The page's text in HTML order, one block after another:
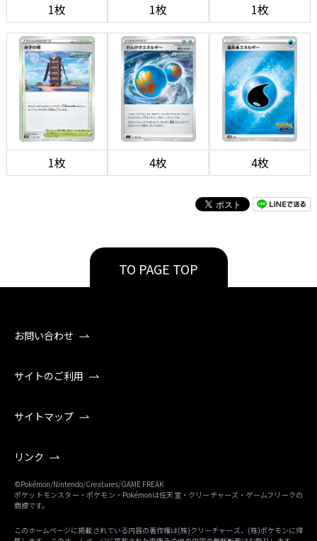
1枚 1枚 1枚
1枚 4枚 4枚
TO PAGE TOP
お問い合わせ
サイトのご利用
サイトマップ
リンク
©Pokémon/Nintendo/Creatures/GAME FREAK
ポケットモンスター・ポケモン・Pokémonは任天堂・クリーチャーズ・ゲームフリークの
商標です。
このホームページに掲載されている内容の著作権は(株)クリーチャーズ、(株)ポケモンに帰